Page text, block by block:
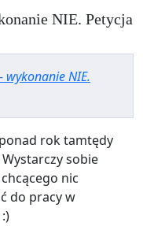
NIE. Petycja
wykonanie NIE.
rok tamtędy
sobie
nic
do pracy w